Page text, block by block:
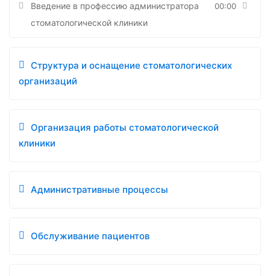
Введение в профессию администратора
стоматологической клиники
00:00
Структура и оснащение стоматологических
организаций
Организация работы стоматологической
клиники
Административные процессы
Обслуживание пациентов